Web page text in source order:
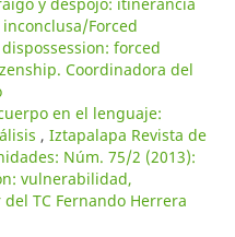
y despojo: itinerancia
Forced
forced
Coordinadora del
en el lenguaje:
, Iztapalapa Revista de
Núm. 75/2 (2013):
vulnerabilidad,
TC Fernando Herrera